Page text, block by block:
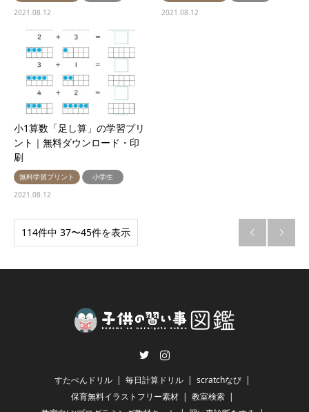
2021.08.12
2021.08.12
小1算数「足し算」の学習プリ
ント｜無料ダウンロード・印
刷
無料学習プリント
小学生
2021.08.12
114件中 37〜45件を表示  
すたぺんドリル 毎日計算ドリル
scratchなび
保育無料イラストフリー素材
教室検索